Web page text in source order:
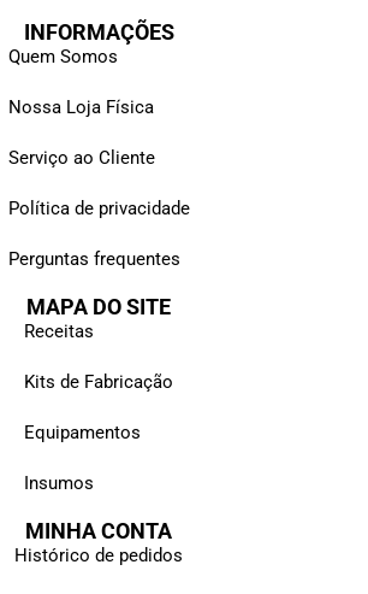
INFORMAÇÕES
Quem Somos
Nossa Loja Física
Serviço ao Cliente
Política de privacidade
Perguntas frequentes
MAPA DO SITE
Receitas
Kits de Fabricação
Equipamentos
Insumos
MINHA CONTA
Histórico de pedidos